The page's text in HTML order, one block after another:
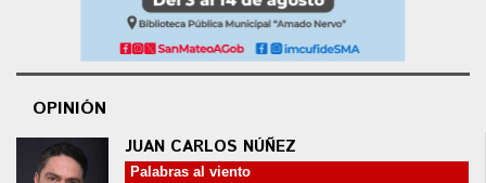
OPINIÓN
JUAN CARLOS NÚÑEZ
Palabras al viento